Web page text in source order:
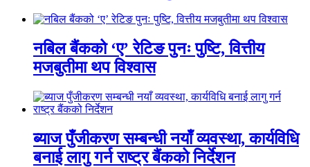
नबिल बैंकको ‘ए’ रेटिङ पुनः पुष्टि, वित्तीय
मजबुतीमा थप विश्वास
ब्याज पुँजीकरण सम्बन्धी नयाँ व्यवस्था, कार्यविधि
बनाई लागु गर्न राष्ट्र बैंकको निर्देशन